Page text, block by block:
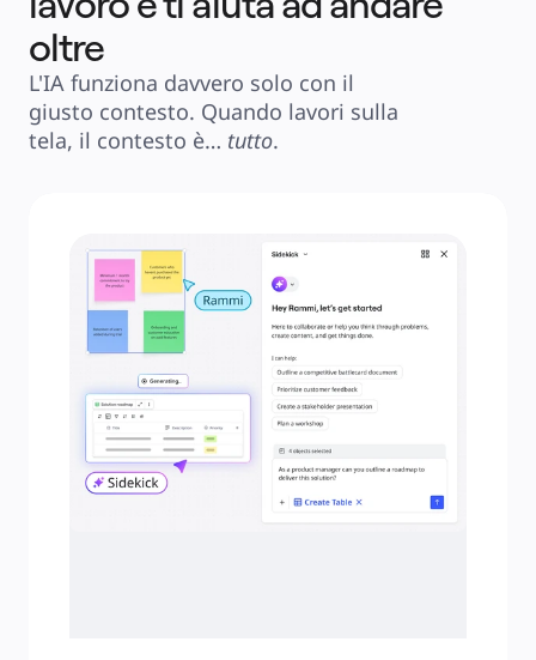
oltre
L'IA funziona davvero solo con il
giusto contesto. Quando lavori sulla
tela, il contesto è… tutto.